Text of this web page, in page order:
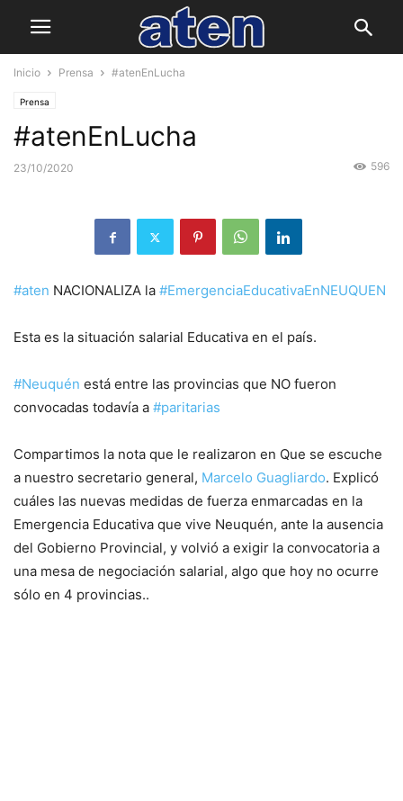
Inicio Prensa #atenEnLucha
Prensa
#atenEnLucha
23/10/2020 596
#aten NACIONALIZA la #EmergenciaEducativaEnNEUQUEN
Esta es la situación salarial Educativa en el país.
#Neuquén está entre las provincias que NO fueron
convocadas todavía a #paritarias
Compartimos la nota que le realizaron en Que se escuche
a nuestro secretario general, Marcelo Guagliardo. Explicó
cuáles las nuevas medidas de fuerza enmarcadas en la
Emergencia Educativa que vive Neuquén, ante la ausencia
del Gobierno Provincial, y volvió a exigir la convocatoria a
una mesa de negociación salarial, algo que hoy no ocurre
sólo en 4 provincias..